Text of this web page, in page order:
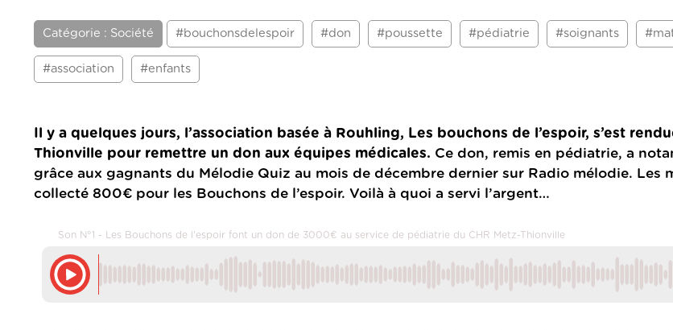
Catégorie : Société #bouchonsdelespoir #don #poussette #pédiatrie #soignants
#association #enfants
Il y a quelques jours, l’association basée à Rouhling, Les bouchons de l’espoir, s’est
Thionville pour remettre un don aux équipes médicales. Ce don, remis en pédiatrie, a
grâce aux gagnants du Mélodie Quiz au mois de décembre dernier sur Radio mélodie. Les
collecté 800€ pour les Bouchons de l’espoir. Voilà à quoi a servi l’argent…
Son N°1 - Les Bouchons de l'espoir font un don de 3000€ au service de pédiatrie du CHR Metz-Thionville